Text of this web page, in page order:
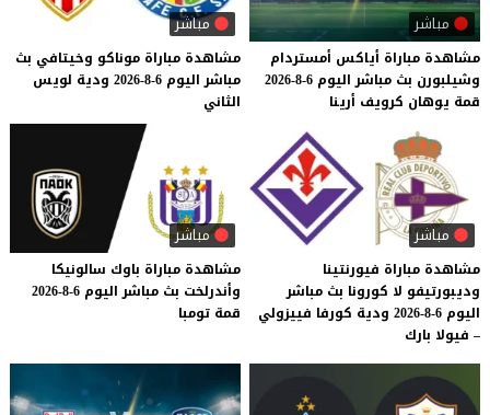
مباشر
مشاهدة مباراة أياكس أمستردام
وشيلبورن بث مباشر اليوم 6-8-2026
قمة يوهان كرويف أرينا
مباشر
مشاهدة مباراة موناكو وخيتافي بث
مباشر اليوم 6-8-2026 ودية لويس
الثاني
مباشر
مشاهدة مباراة فيورنتينا
وديبورتيفو لا كورونا بث مباشر
اليوم 6-8-2026 ودية كورفا فييزولي
– فيولا بارك
مباشر
مشاهدة مباراة باوك سالونيكا
وأندرلخت بث مباشر اليوم 6-8-2026
قمة تومبا